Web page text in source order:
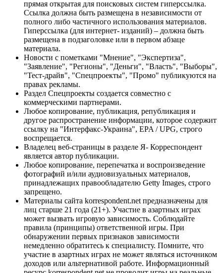
прямая открытая для поисковых систем гиперссылка.
Ссылка должна быть размещена в независимости от
полного либо частичного использования материалов.
Гиперссылка (для интернет- изданий) – должна быть
размещена в подзаголовке или в первом абзаце
материала.
Новости с пометками "Мнение", "Экспертиза",
"Заявление", "Регионы", "Деньги", "Власть", "Выборы",
"Тест-драйв", "Спецпроекты", "Промо" публикуются на
правах рекламы.
Раздел Спецпроекты создается совместно с
коммерческими партнерами.
Любое копирование, публикация, републикация и
другое распространение информации, которое содержит
ссылку на "Интерфакс-Украина", EPA / UPG, строго
воспрещается.
Владелец веб-страницы в разделе Я- Корреспондент
является автор публикации.
Любое копирование, перепечатка и воспроизведение
фотографий и/или аудиовизуальных материалов,
принадлежащих правообладателю Getty Images, строго
запрещено.
Материалы сайта korrespondent.net предназначены для
лиц старше 21 года (21+). Участие в азартных играх
может вызвать игровую зависимость. Соблюдайте
правила (принципы) ответственной игры. При
обнаружении первых признаков зависимости
немедленно обратитесь к специалисту. Помните, что
участие в азартных играх не может являться источником
доходов или альтернативой работе. Информационный